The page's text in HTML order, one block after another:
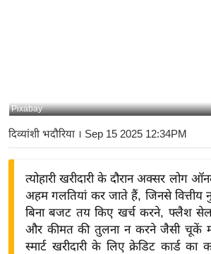
ष्ट्री
बि
द्यो
Pixabay
दिव्यांशी भदौरिया । Sep 15 2025 12:34PM
त्योहारी खरीदारी के दौरान अक्सर लोग
अहम गलतियां कर जाते हैं, जिनसे वित्तीय
बिना बजट तय किए खर्च करने, फ्लैश
और कीमत की तुलना न करने जैसी चूकें
स्मार्ट खरीदारी के लिए क्रेडिट कार्ड